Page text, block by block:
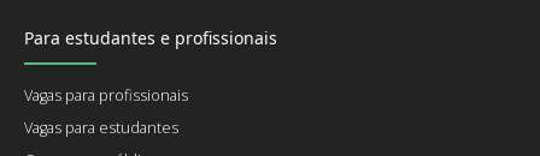
Para estudantes e profissionais
Vagas para profissionais
Vagas para estudantes